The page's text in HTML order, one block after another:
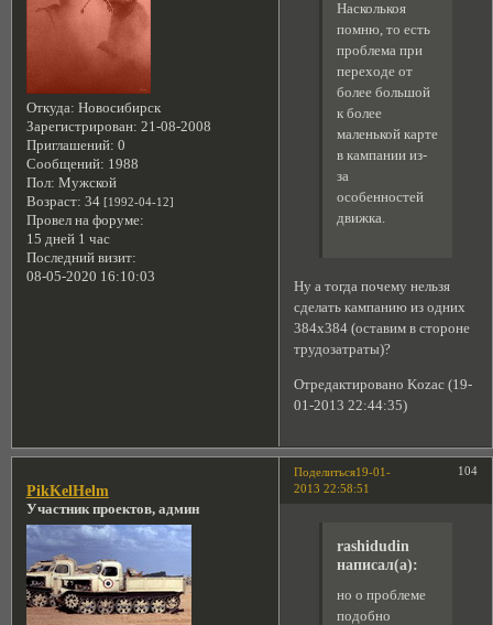
Откуда: Новосибирск
Зарегистрирован: 21-08-2008
Приглашений: 0
Сообщений: 1988
Пол: Мужской
Возраст: 34 [1992-04-12]
Провел на форуме:
15 дней 1 час
Последний визит:
08-05-2020 16:10:03
Насколькоя
помню, то есть
проблема при
переходе от
более большой
к более
маленькой карте
в кампании из-
за
особенностей
движка.
Ну а тогда почему нельзя
сделать кампанию из одних
384х384 (оставим в стороне
трудозатраты)?
Отредактировано Kozac (19-
01-2013 22:44:35)
Поделиться 104
19-01-
2013 22:58:51
PikKelHelm
Участник проектов, админ
rashidudin
написал(а):
но о проблеме
подобно